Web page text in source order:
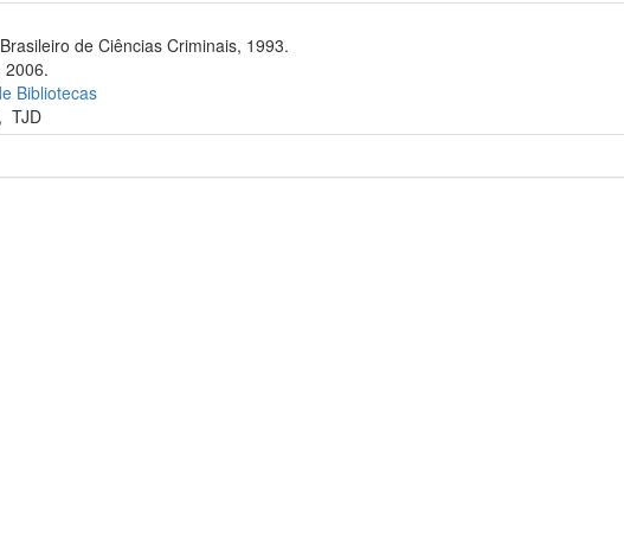
de Ciências Criminais, 1993.
2006.
Bibliotecas
,TJD